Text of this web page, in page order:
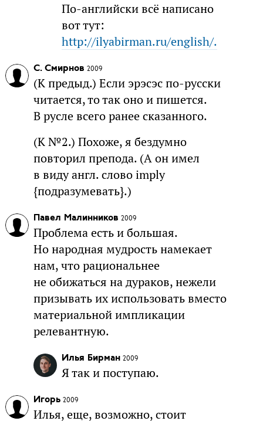
По-английски всё написано
вот тут:
http://ilyabirman.ru/english/.
С. Смирнов 2009
(К предыд.) Если эрэсэс по-русски
читается, то так оно и пишется.
В русле всего ранее сказанного.
(К №2.) Похоже, я бездумно
повторил препода. (А он имел
в виду англ. слово imply
{подразумевать}.)
Павел Малинников 2009
Проблема есть и большая.
Но народная мудрость намекает
нам, что рациональнее
не обижаться на дураков, нежели
призывать их использовать вместо
материальной импликации
релевантную.
Илья Бирман 2009
Я так и поступаю.
Игорь 2009
Илья, еще, возможно, стоит